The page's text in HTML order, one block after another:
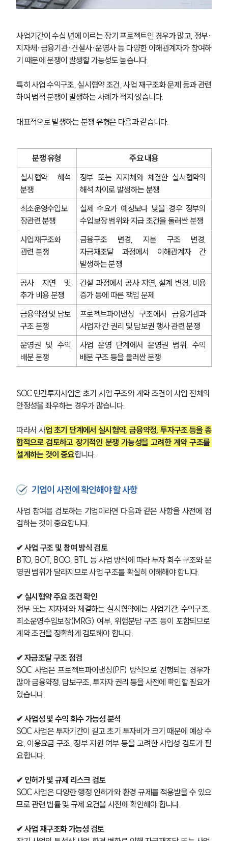
오시는 길
글로벌 파트너 로펌
고객의 소리
통합검색
업무사례
주요 업무사례
법률정보
법률지식인
고객후기
업무분야
건설부 업무
전체
구성원 소개
부동산전문변호사
소식/자료
언론보도
공지사항
법률 블로그
세미나
대륜법률상담예약
대륜법률상담예약
사업기간이 수십 년에 이르는 장기 프로젝트인 경우가 많고, 정부·
지자체·금융기관·건설사·운영사 등 다양한 이해관계자가 참여하
기 때문에 분쟁이 발생할 가능성도 높습니다.
특히 사업 수익구조, 실시협약 조건, 사업 재구조화 문제 등과 관련
하여 법적 분쟁이 발생하는 사례가 적지 않습니다.
대표적으로 발생하는 분쟁 유형은 다음과 같습니다.
분쟁 유형
주요 내용
실시협약 해석
분쟁
정부 또는 지자체와 체결한 실시협약의
해석 차이로 발생하는 분쟁
최소운영수입보
장관련 분쟁
실제 수요가 예상보다 낮을 경우 정부의
수입보장 범위와 지급 조건을 둘러싼 분쟁
사업재구조화
관련 분쟁
금융구조 변경, 지분 구조 변경,
자금재조달 과정에서 이해관계자 간
발생하는 분쟁
공사 지연 및
추가 비용 분쟁
건설 과정에서 공사 지연, 설계 변경, 비용
증가 등에 따른 책임 문제
금융약정 및 담보
구조 분쟁
프로젝트파이낸싱 구조에서 금융기관과
사업자 간 권리 및 담보권 행사 관련 분쟁
운영권 및 수익
배분 분쟁
사업 운영 단계에서 운영권 범위, 수익
배분 구조 등을 둘러싼 분쟁
SOC 민간투자사업은 초기 사업 구조와 계약 조건이 사업 전체의
안정성을 좌우하는 경우가 많습니다.
따라서 사업 초기 단계에서 실시협약, 금융약정, 투자구조 등을 종
합적으로 검토하고 장기적인 분쟁 가능성을 고려한 계약 구조를
설계하는 것이 중요합니다.
기업이 사전에 확인해야 할 사항
사업 참여를 검토하는 기업이라면 다음과 같은 사항을 사전에 점
검하는 것이 중요합니다.
✔ 사업 구조 및 참여 방식 검토
BTO, BOT, BOO, BTL 등 사업 방식에 따라 투자 회수 구조와 운
영권 범위가 달라지므로 사업 구조를 확실히 이해해야 합니다.
✔ 실시협약 주요 조건 확인
정부 또는 지자체와 체결하는 실시협약에는 사업기간, 수익구조,
최소운영수입보장(MRG) 여부, 위험분담 구조 등이 포함되므로
계약 조건을 정확하게 검토해야 합니다.
✔ 자금조달 구조 점검
SOC 사업은 프로젝트파이낸싱(PF) 방식으로 진행되는 경우가
많아 금융약정, 담보구조, 투자자 권리 등을 사전에 확인할 필요가
있습니다.
✔ 사업성 및 수익 회수 가능성 분석
SOC 사업은 투자기간이 길고 초기 투자비가 크기 때문에 예상 수
요, 이용요금 구조, 정부 지원 여부 등을 고려한 사업성 검토가 필
요합니다.
✔ 인허가 및 규제 리스크 검토
SOC 사업은 다양한 행정 인허가와 환경 규제를 적용받을 수 있으
므로 관련 법률 및 규제 요건을 사전에 확인해야 합니다.
✔ 사업 재구조화 가능성 검토